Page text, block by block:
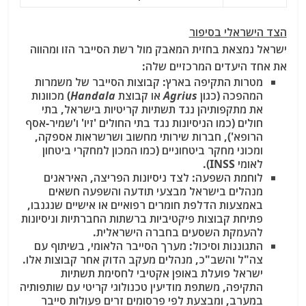
הצד הישראלי בסיפור
ישראל נמצאת בחזית המאבק מול רשת הסייבר הזו ומהווה
את אחד היעדים המרכזיים שלה:
מטרות התקיפה בארץ: קבוצות הסייבר של משמרות
המהפכה (כגון Agriusאו קבוצתHandala) מכוונות
את מתקפותיהן נגד תשתיות קריטיות בישראל, בתי
חולים (כמו הניסיונות נגד בתי החולים 'זיו' ו'שמיר-אסף
הרופא'), חברות שירותי מחשוב ושרשראות אספקה,
ומכוני מחקר ביטחוניים (כמו המכון למחקרי ביטחון
לאומי INSS).
לוחמת השפעה: לצד ניסיונות הפריצה, האיראנים
מנהלים בישראל מבצעי תודעה והשפעה חשאים
באמצעות הדלפת חומרים רפואיים או אישיים שנגנבו,
פתיחת קבוצות פיקטיביות ברשתות החברתיות וניסיונות
להעמקת השסעים בחברה הישראלית.
התגוננות וסיכול: מערך הסייבר הלאומי, בשיתוף עם
צה"ל והשב"כ, מנהלים מעקב הדוק אחר קבוצות אלו.
ישראל פועלת באופן אקטיבי לחסימת תשתיות
התקיפה, משתפת מודיעין טכנולוגי קריטי עם שותפותיה
במערב, ומבצעת לפי פרסומים זרים פעולות סייבר